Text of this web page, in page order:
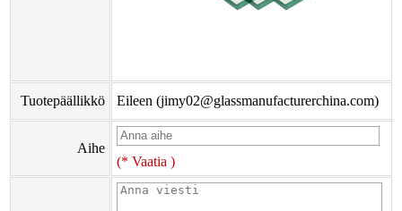
Tuotepäällikkö Eileen (jimy02@glassmanufacturerchina.com)
Aihe
(* Vaatia )